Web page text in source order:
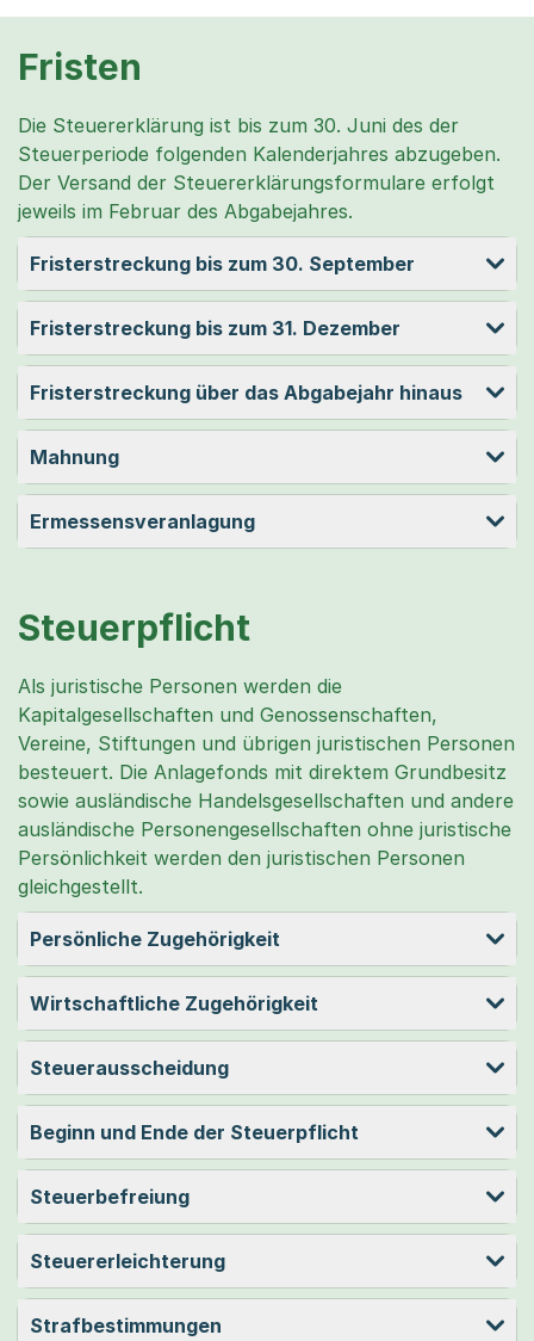
Fristen
Die Steuererklärung ist bis zum 30. Juni des der
Steuerperiode folgenden Kalenderjahres abzugeben.
Der Versand der Steuererklärungsformulare erfolgt
jeweils im Februar des Abgabejahres.
Fristerstreckung bis zum 30. September
Fristerstreckung bis zum 31. Dezember
Fristerstreckung über das Abgabejahr hinaus
Mahnung
Ermessensveranlagung
Steuerpflicht
Als juristische Personen werden die
Kapitalgesellschaften und Genossenschaften,
Vereine, Stiftungen und übrigen juristischen Personen
besteuert. Die Anlagefonds mit direktem Grundbesitz
sowie ausländische Handelsgesellschaften und andere
ausländische Personengesellschaften ohne juristische
Persönlichkeit werden den juristischen Personen
gleichgestellt.
Persönliche Zugehörigkeit
Wirtschaftliche Zugehörigkeit
Steuerausscheidung
Beginn und Ende der Steuerpflicht
Steuerbefreiung
Steuererleichterung
Strafbestimmungen